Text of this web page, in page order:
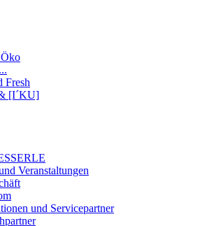
Fresh
[I´KU]
Veranstaltungen
und Servicepartner